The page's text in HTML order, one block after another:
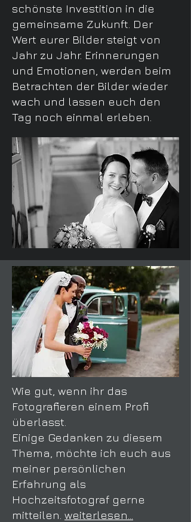
schönste Investition in die
gemeinsame Zukunft. Der
Wert eurer Bilder steigt von
Jahr zu Jahr. Erinnerungen
und Emotionen, werden beim
Betrachten der Bilder wieder
wach und lassen euch den
Tag noch einmal erleben.
Wie gut, wenn ihr das
Fotografieren einem Profi
überlasst.
Einige Gedanken zu diesem
Thema, möchte ich euch aus
meiner persönlichen
Erfahrung als
Hochzeitsfotograf gerne
mitteilen. weiterlesen...